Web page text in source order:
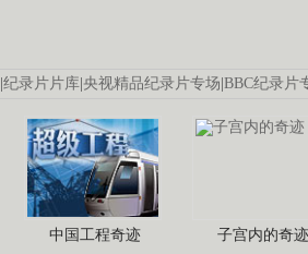
|纪录片片库|央视精品纪录片专场|BBC纪录片
中国工程奇迹 子宫内的奇迹